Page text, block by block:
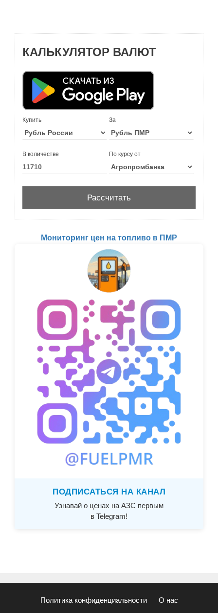
КАЛЬКУЛЯТОР ВАЛЮТ
Купить За
В количестве По курсу от
Мониторинг цен на топливо в ПМР
ПОДПИСАТЬСЯ НА КАНАЛ
Узнавай о ценах на АЗС первым
в Telegram!
Политика конфиденциальности О нас